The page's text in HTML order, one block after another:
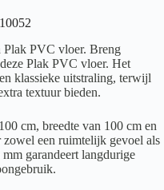
Plak PVC vloer. Breng
Plak PVC vloer. Het
klassieke uitstraling, terwijl
textuur bieden.
cm, breedte van 100 cm en
een ruimtelijk gevoel als
garandeert langdurige